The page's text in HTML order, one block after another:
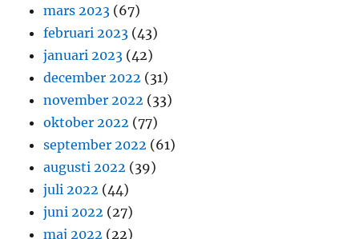
mars 2023 (67)
februari 2023 (43)
januari 2023 (42)
december 2022 (31)
november 2022 (33)
oktober 2022 (77)
september 2022 (61)
augusti 2022 (39)
juli 2022 (44)
juni 2022 (27)
maj 2022 (22)